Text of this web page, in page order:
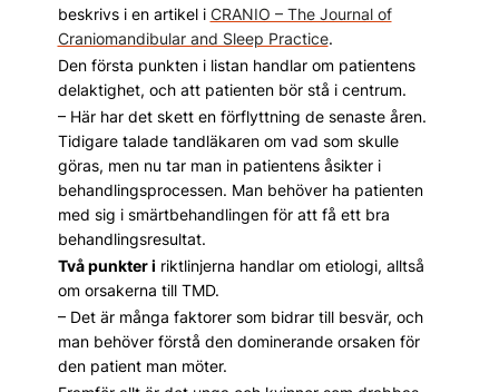
beskrivs i en artikel i CRANIO – The Journal of
Craniomandibular and Sleep Practice.
Den första punkten i listan handlar om patientens
delaktighet, och att patienten bör stå i centrum.
– Här har det skett en förflyttning de senaste åren.
Tidigare talade tandläkaren om vad som skulle
göras, men nu tar man in patientens åsikter i
behandlingsprocessen. Man behöver ha patienten
med sig i smärtbehandlingen för att få ett bra
behandlingsresultat.
Två punkter i riktlinjerna handlar om etiologi, alltså
om orsakerna till TMD.
– Det är många faktorer som bidrar till besvär, och
man behöver förstå den dominerande orsaken för
den patient man möter.